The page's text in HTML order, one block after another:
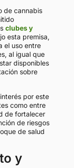
de cannabis
clubes y
esta premisa,
el uso entre
al igual que
disponibles
sobre
por este
como entre
de fortalecer
de riesgos
de salud
y